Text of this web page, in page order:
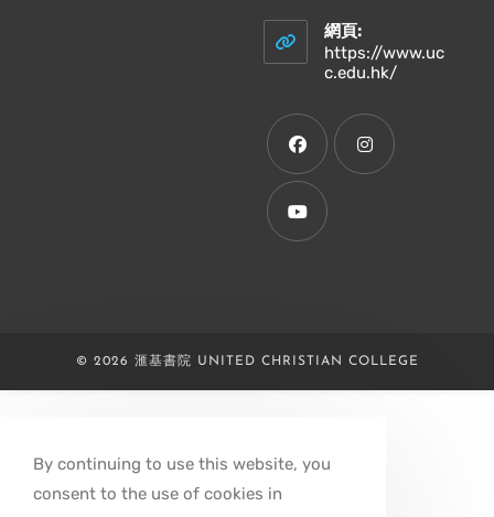
your
application
網頁:
https://www.uc
c.edu.hk/Opens
Opens
in
tab
© 2026 滙基書院 UNITED CHRISTIAN COLLEGE
By continuing to use this website, you
consent to the use of cookies in